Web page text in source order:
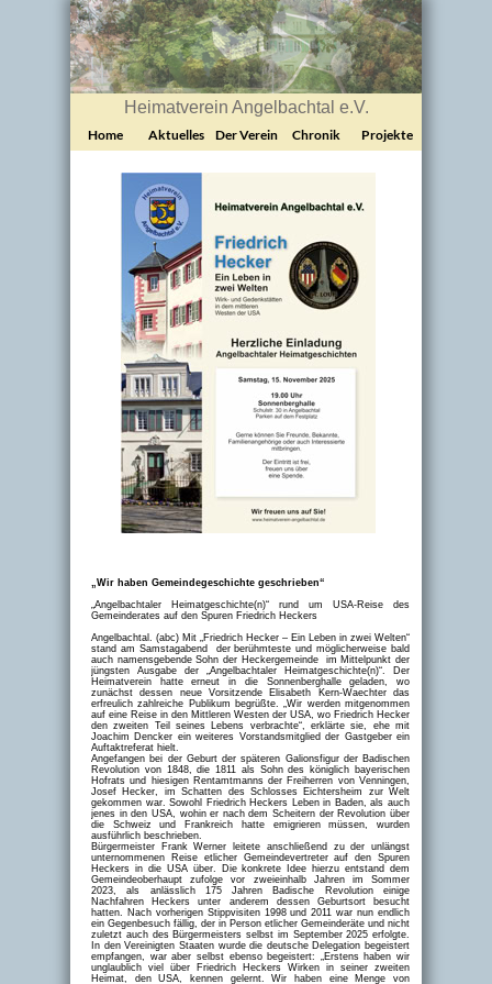
Heimatverein Angelbachtal e.V.
Home Aktuelles Der Verein Chronik Projekte
„Wir haben Gemeindegeschichte geschrieben“
„Angelbachtaler Heimatgeschichte(n)“ rund um USA-Reise des
Gemeinderates auf den Spuren Friedrich Heckers
Angelbachtal. (abc) Mit „Friedrich Hecker – Ein Leben in zwei Welten“
stand am Samstagabend der berühmteste und möglicherweise bald
auch namensgebende Sohn der Heckergemeinde im Mittelpunkt der
jüngsten Ausgabe der „Angelbachtaler Heimatgeschichte(n)“. Der
Heimatverein hatte erneut in die Sonnenberghalle geladen, wo
zunächst dessen neue Vorsitzende Elisabeth Kern-Waechter das
erfreulich zahlreiche Publikum begrüßte. „Wir werden mitgenommen
auf eine Reise in den Mittleren Westen der USA, wo Friedrich Hecker
den zweiten Teil seines Lebens verbrachte“, erklärte sie, ehe mit
Joachim Dencker ein weiteres Vorstandsmitglied der Gastgeber ein
Auftaktreferat hielt.
Angefangen bei der Geburt der späteren Galionsfigur der Badischen
Revolution von 1848, die 1811 als Sohn des königlich bayerischen
Hofrats und hiesigen Rentamtmanns der Freiherren von Venningen,
Josef Hecker, im Schatten des Schlosses Eichtersheim zur Welt
gekommen war. Sowohl Friedrich Heckers Leben in Baden, als auch
jenes in den USA, wohin er nach dem Scheitern der Revolution über
die Schweiz und Frankreich hatte emigrieren müssen, wurden
ausführlich beschrieben.
Bürgermeister Frank Werner leitete anschließend zu der unlängst
unternommenen Reise etlicher Gemeindevertreter auf den Spuren
Heckers in die USA über. Die konkrete Idee hierzu entstand dem
Gemeindeoberhaupt zufolge vor zweieinhalb Jahren im Sommer
2023, als anlässlich 175 Jahren Badische Revolution einige
Nachfahren Heckers unter anderem dessen Geburtsort besucht
hatten. Nach vorherigen Stippvisiten 1998 und 2011 war nun endlich
ein Gegenbesuch fällig, der in Person etlicher Gemeinderäte und nicht
zuletzt auch des Bürgermeisters selbst im September 2025 erfolgte.
In den Vereinigten Staaten wurde die deutsche Delegation begeistert
empfangen, war aber selbst ebenso begeistert: „Erstens haben wir
unglaublich viel über Friedrich Heckers Wirken in seiner zweiten
Heimat, den USA, kennen gelernt. Wir haben eine Menge von